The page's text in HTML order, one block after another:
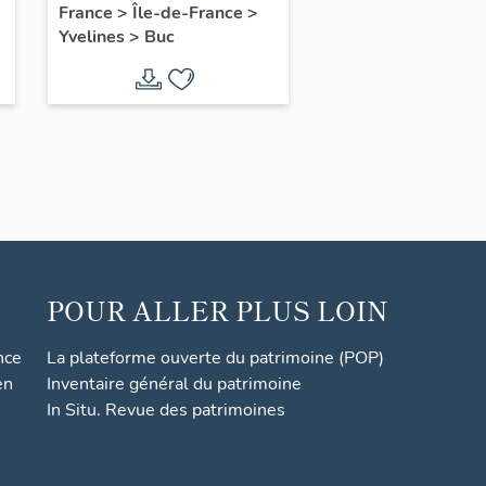
France > Île-de-France >
Yvelines> Buc
POUR ALLER PLUS LOIN
La plateforme ouverte du patrimoine (POP)
Inventaire général du patrimoine
In Situ. Revue des patrimoines